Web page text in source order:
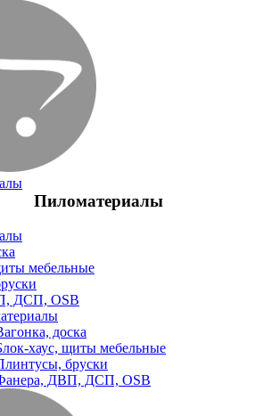
Пиломатериалы
мебельные
ДСП, OSB
доска
хаус, щиты мебельные
бруски
ДВП, ДСП, OSB